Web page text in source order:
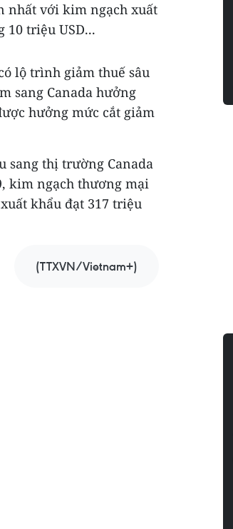
nhất với kim ngạch xuất
10 triệu USD...
lộ trình giảm thuế sâu
sang Canada hưởng
hưởng mức cắt giảm
sang thị trường Canada
kim ngạch thương mại
khẩu đạt 317 triệu
(TTXVN/Vietnam+)